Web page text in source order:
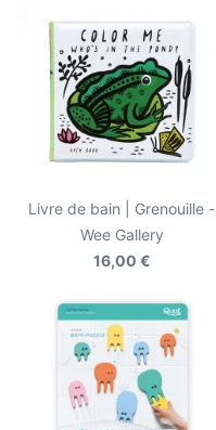
Livre de bain | Grenouille -
Wee Gallery
16,00 €